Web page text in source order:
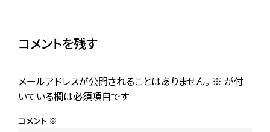
コメントを残す
メールアドレスが公開されることはありません。 ※ が付
いている欄は必須項目です
コメント ※